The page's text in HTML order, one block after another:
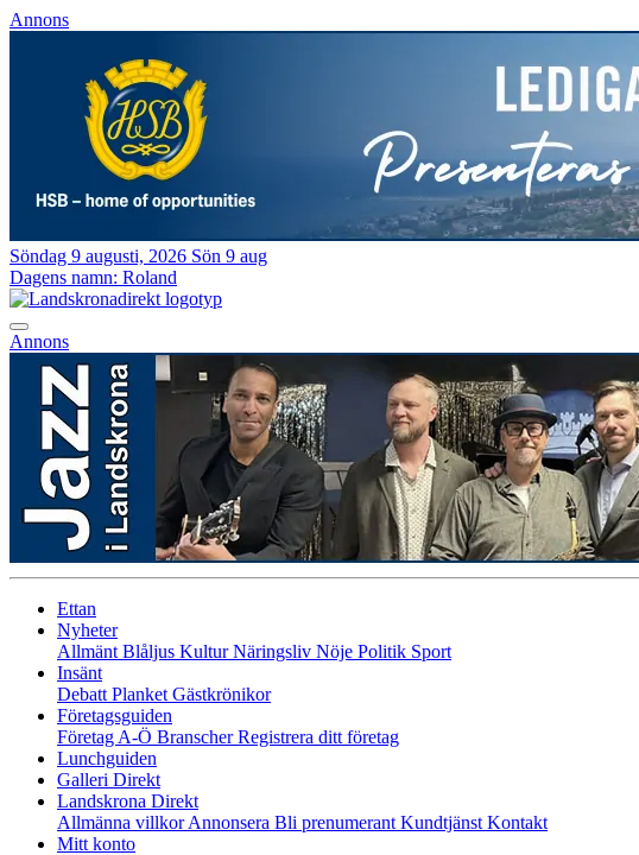
Annons
Söndag 9 augusti, 2026 Sön 9 aug
Dagens namn: Roland
Annons
Ettan
Nyheter
Allmänt Blåljus KulturNäringsliv Nöje Politik Sport
Insänt
Debatt Planket Gästkrönikor
Företagsguiden
Företag A-Ö BranscherRegistrera ditt företag
Lunchguiden
Galleri Direkt
Landskrona Direkt
Allmänna villkorAnnonsera Bli prenumerant Kundtjänst Kontakt
Mitt konto